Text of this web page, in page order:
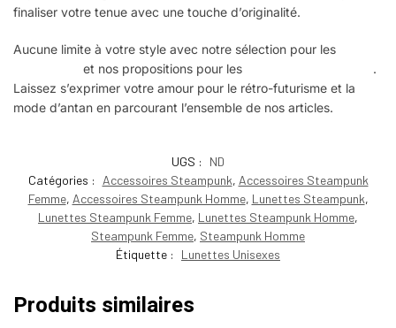
finaliser votre tenue avec une touche d’originalité.
Aucune limite à votre style avec notre sélection pour les
et nos propositions pour les
.
Laissez s’exprimer votre amour pour le rétro-futurisme et la
mode d’antan en parcourant l’ensemble de nos articles.
UGS :
ND
Catégories :
Accessoires Steampunk, Accessoires Steampunk
Femme, Accessoires Steampunk Homme, Lunettes Steampunk,
Lunettes Steampunk Femme, Lunettes Steampunk Homme,
Steampunk Femme, Steampunk Homme
Étiquette :
Lunettes Unisexes
Produits similaires